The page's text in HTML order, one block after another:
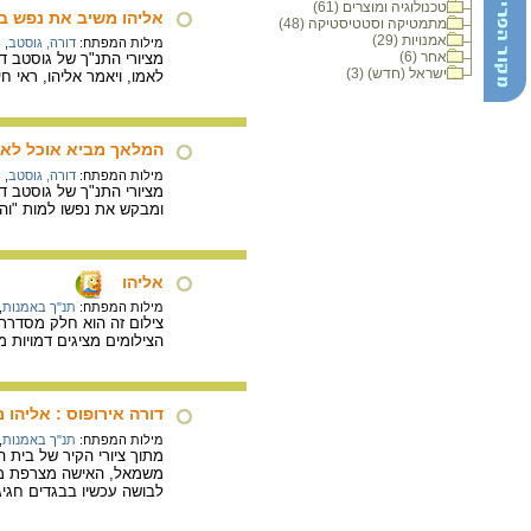
טכנולוגיה ומוצרים (61)
מתמטיקה וסטטיסטיקה (48)
אמנויות (29)
אחר (6)
ישראל (חדש) (3)
אליהו משיב את נפש
מילות המפתח: דורה, גוסטב
לאמו, ויאמר אליהו, ראי
המלאך מביא אוכל
מילות המפתח: דורה, גוסטב
ומבקש את נפשו למות
אליהו
מילות המפתח: תנ"ך באמנות
צילום זה הוא חלק מסדרת
הצילומים מציגים
דורה אירופוס :
מילות המפתח: תנ"ך באמנות
מתוך ציורי הקיר של בית הכנסת בדורה
משמאל, האישה מצרפת
לבושה עכשיו בבגדים